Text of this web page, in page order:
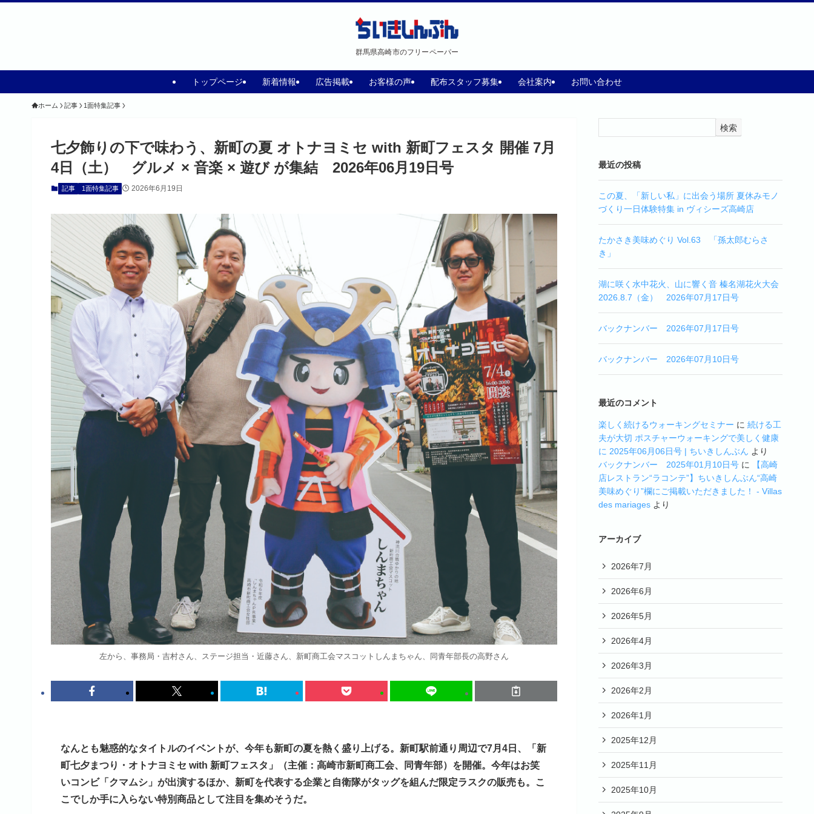
群馬県高崎市のフリーペーパー
トップページ 新着情報 広告掲載 お客様の声 配布スタッフ募集 会社案内 お問い合わせ
ホーム 記事 1面特集記事
七夕飾りの下で味わう、新町の夏 オトナヨミセ with 新町フェスタ 開催 7月
4日（土） グルメ × 音楽 × 遊び が集結 2026年06月19日号
記事 1面特集記事 2026年6月19日
左から、事務局・吉村さん、ステージ担当・近藤さん、新町商工会マスコットしんまちゃん、同青年部長の高野さん
なんとも魅惑的なタイトルのイベントが、今年も新町の夏を熱く盛り上げる。新町駅前通り周辺で7月4日、「新
町七夕まつり・オトナヨミセ with 新町フェスタ」（主催：高崎市新町商工会、同青年部）を開催。今年はお笑
いコンビ「クマムシ」が出演するほか、新町を代表する企業と自衛隊がタッグを組んだ限定ラスクの販売も。こ
こでしか手に入らない特別商品として注目を集めそうだ。
検索
最近の投稿
この夏、「新しい私」に出会う場所 夏休みモノ
づくり一日体験特集 in ヴィシーズ高崎店
たかさき美味めぐり Vol.63 「孫太郎むらさ
き」
湖に咲く水中花火、山に響く音 榛名湖花火大会
2026.8.7（金） 2026年07月17日号
バックナンバー 2026年07月17日号
バックナンバー 2026年07月10日号
最近のコメント
楽しく続けるウォーキングセミナー に 続ける工
夫が大切 ポスチャーウォーキングで美しく健康
に 2025年06月06日号 | ちいきしんぶん より
バックナンバー 2025年01月10日号 に
【高崎
店レストラン“ラコンテ”】ちいきしんぶん“高崎
美味めぐり”欄にご掲載いただきました！ - Villas
des mariages より
アーカイブ
2026年7月
2026年6月
2026年5月
2026年4月
2026年3月
2026年2月
2026年1月
2025年12月
2025年11月
2025年10月